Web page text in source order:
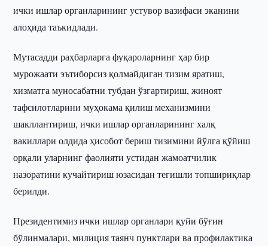
ички ишлар органларининг устувор вазифаси эканини
алоҳида таъкидлади.
Мутасадди раҳбарларга фуқароларнинг ҳар бир
мурожаати эътиборсиз қолмайдиган тизим яратиш,
хизматга муносабатни тубдан ўзгартириш, жиноят
тафсилотларини муҳокама қилиш механизмини
шакллантириш, ички ишлар органларининг халқ
вакиллари олдида ҳисобот бериш тизимини йўлга қўйиш
орқали уларнинг фаолияти устидан жамоатчилик
назоратини кучайтириш юзасидан тегишли топшириқлар
берилди.
Президентимиз ички ишлар органлари қуйи бўғин
бўлинмалари, милиция таянч пунктлари ва профилактика